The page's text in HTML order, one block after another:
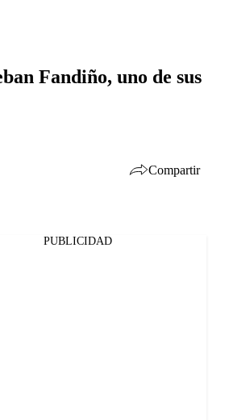
Fandiño, uno de sus
Compartir
PUBLICIDAD